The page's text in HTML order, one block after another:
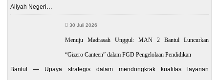
Aliyah Negeri…
30 Juli 2026
Menuju Madrasah Unggul: MAN 2 Bantul Luncurkan
“Gizero Canteen” dalam FGD Pengelolaan Pendidikan
Bantul — Upaya strategis dalam mendongkrak kualitas layanan